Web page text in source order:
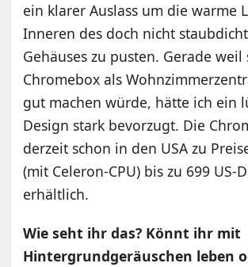
ein klarer Auslass um die warme
Inneren des doch nicht
Gehäuses zu pusten. Gerade weil
Chromebox als
gut machen würde, hätte ich ein
Design stark bevorzugt. Die
derzeit schon in den USA zu
(mit Celeron-CPU) bis zu 699 US-
erhältlich.
Wie seht ihr das? Könnt ihr mit
Hintergrundgeräuschen leben